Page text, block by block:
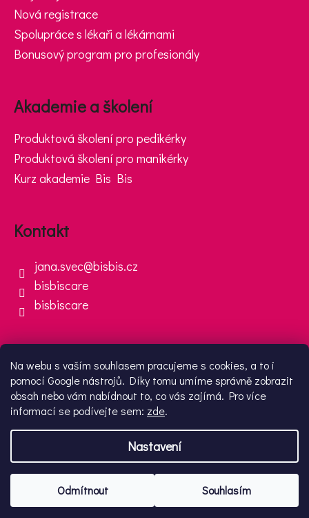
Na webu s vaším souhlasem pracujeme s cookies, a to i
pomocí Google nástrojů. Díky tomu umíme správně zobrazit
obsah nebo vám nabídnout to, co vás zajímá. Pro více
informací se podívejte sem: zde.
Nastavení
Odmítnout Souhlasím
Nová registrace
Spolupráce s lékaři a lékárnami
Bonusový program pro profesionály
Akademie a školení
Produktová školení pro pedikérky
Produktová školení pro manikérky
Kurz akademie Bis Bis
Kontakt
jana.svec@bisbis.cz
bisbiscare
bisbiscare
Přijímáme online platby
Vytvořil Shoptet
Copyright 2026BisBis. Všechna práva vyhrazena.
Upravit nastavení cookies